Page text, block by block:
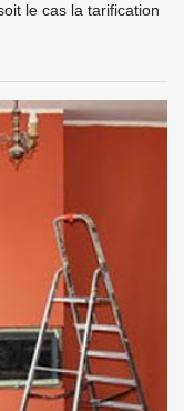
le cas la tarification